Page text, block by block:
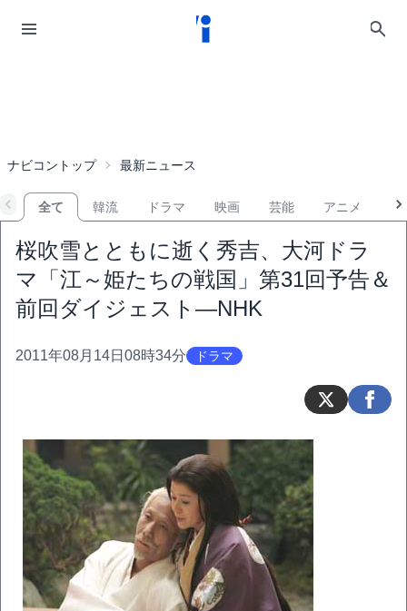
ナビコントップ 最新ニュース
全て 韓流 ドラマ 映画 芸能 アニメ
桜吹雪とともに逝く秀吉、大河ドラ
マ「江～姫たちの戦国」第31回予告＆
前回ダイジェスト―NHK
2011年08月14日08時34分 ドラマ